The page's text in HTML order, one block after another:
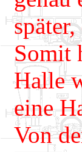
Somit
Halle
eine
Von